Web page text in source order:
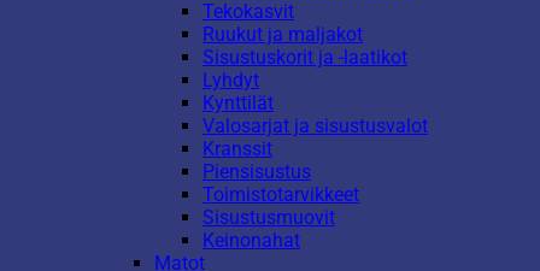
Tekokasvit
Ruukut ja maljakot
Sisustuskorit ja -laatikot
Lyhdyt
Kynttilät
Valosarjat ja sisustusvalot
Kranssit
Piensisustus
Toimistotarvikkeet
Sisustusmuovit
Keinonahat
Matot